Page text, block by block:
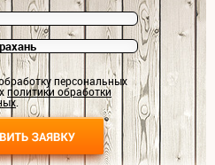
персональных
политики обработки
.